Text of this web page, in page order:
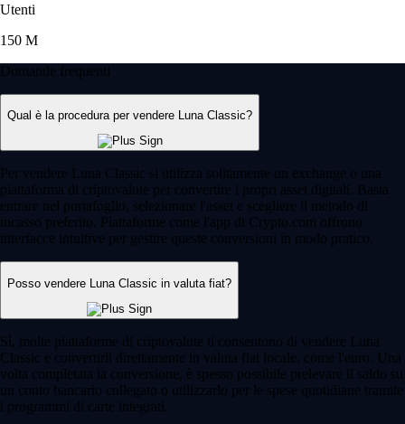
Utenti
150 M
Domande frequenti
Qual è la procedura per vendere Luna Classic?
Per vendere Luna Classic si utilizza solitamente un exchange o una
piattaforma di criptovalute per convertire i propri asset digitali. Basta
entrare nel portafoglio, selezionare l'asset e scegliere il metodo di
incasso preferito. Piattaforme come l'app di Crypto.com offrono
interfacce intuitive per gestire queste conversioni in modo pratico.
Posso vendere Luna Classic in valuta fiat?
Sì, molte piattaforme di criptovalute ti consentono di vendere Luna
Classic e convertirli direttamente in valuta fiat locale, come l'euro. Una
volta completata la conversione, è spesso possibile prelevare il saldo su
un conto bancario collegato o utilizzarlo per le spese quotidiane tramite
i programmi di carte integrati.